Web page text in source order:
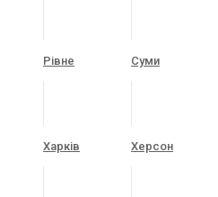
Рівне Суми
Харків Херсон